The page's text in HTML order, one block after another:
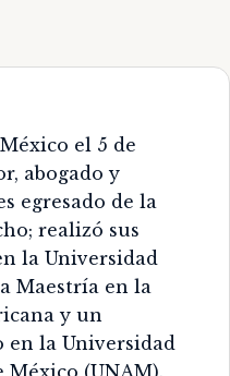
el 5 de
abogado y
egresado de la
realizó sus
la Universidad
Maestría en la
y un
en la Universidad